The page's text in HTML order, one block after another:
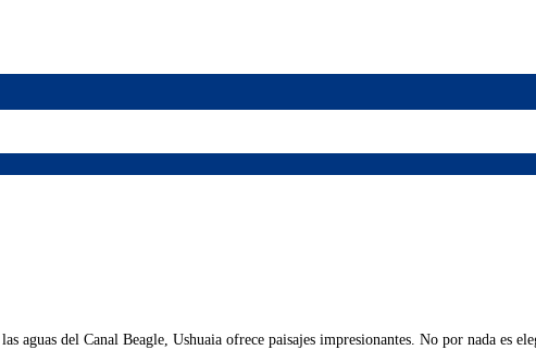
aguas del Canal Beagle, Ushuaia ofrece paisajes impresionantes. No por nada es